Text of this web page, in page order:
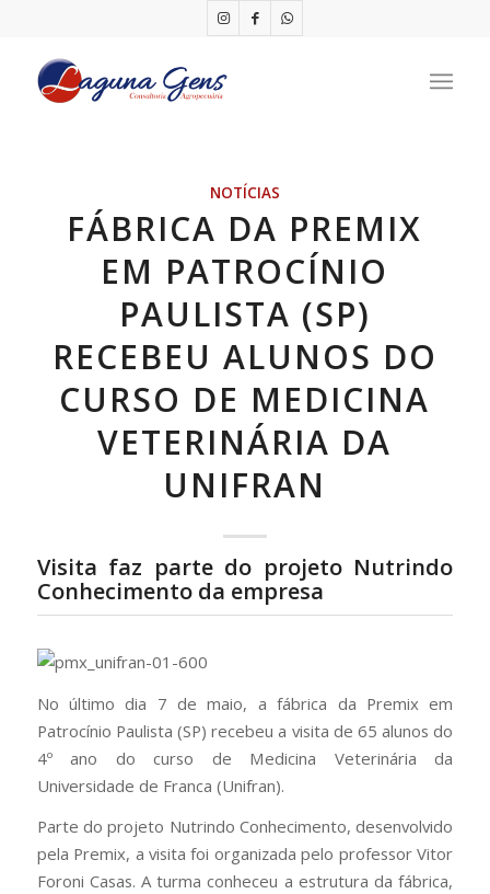
NOTÍCIAS
FÁBRICA DA PREMIX
EM PATROCÍNIO
PAULISTA (SP)
RECEBEU ALUNOS DO
CURSO DE MEDICINA
VETERINÁRIA DA
UNIFRAN
Visita faz parte do projeto Nutrindo
Conhecimento da empresa
No último dia 7 de maio, a fábrica da Premix em
Patrocínio Paulista (SP) recebeu a visita de 65 alunos do
4º ano do curso de Medicina Veterinária da
Universidade de Franca (Unifran).
Parte do projeto Nutrindo Conhecimento, desenvolvido
pela Premix, a visita foi organizada pelo professor Vitor
Foroni Casas. A turma conheceu a estrutura da fábrica,